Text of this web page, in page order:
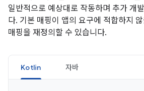
일반적으로 예상대로 작동하며 추가 개
다. 기본 매핑이 앱의 요구에 적합하지
매핑을 재정의할 수 있습니다.
Kotlin 자바